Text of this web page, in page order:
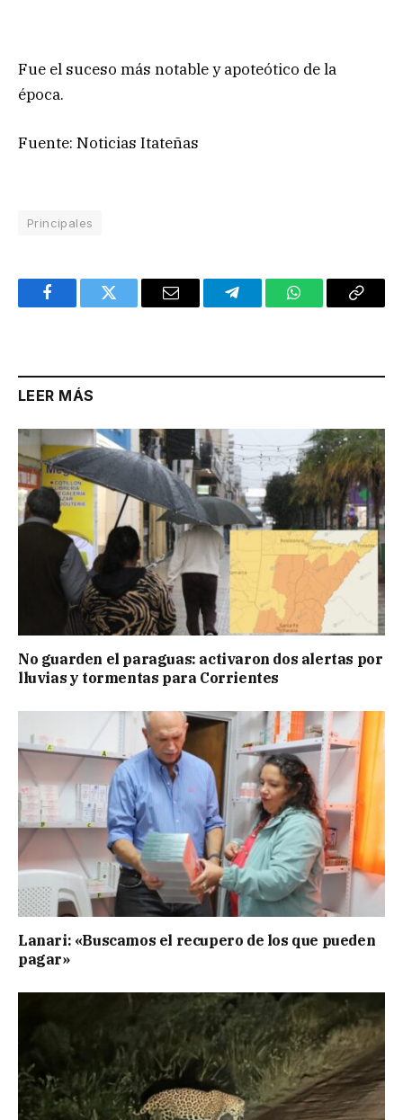
Fue el suceso más notable y apoteótico de la
época.
Fuente: Noticias Itateñas
Principales
FacebookTwitter Email TelegramWhatsAppCopy
LEER MÁS
No guarden el paraguas: activaron dos alertas por
lluvias y tormentas para Corrientes
Lanari: «Buscamos el recupero de los que pueden
pagar»